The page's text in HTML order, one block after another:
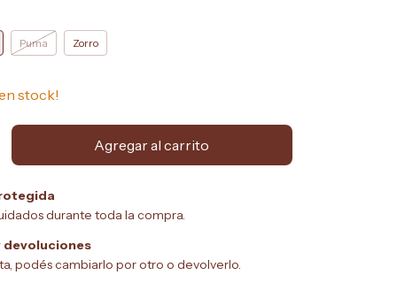
Puma Zorro
stock!
durante toda la compra.
devoluciones
podés cambiarlo por otro o devolverlo.